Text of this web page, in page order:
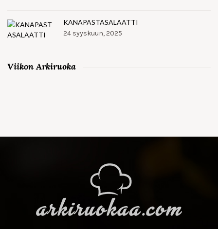
KANAPASTASALAATTI
24 syyskuun, 2025
Viikon Arkiruoka